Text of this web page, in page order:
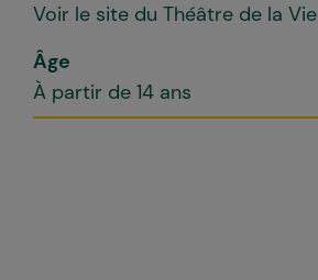
Voir le site du Théâtre de la Vie
Âge
À partir de 14 ans